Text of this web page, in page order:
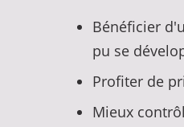
Bénéficier
pu se
Profiter de
Mieux